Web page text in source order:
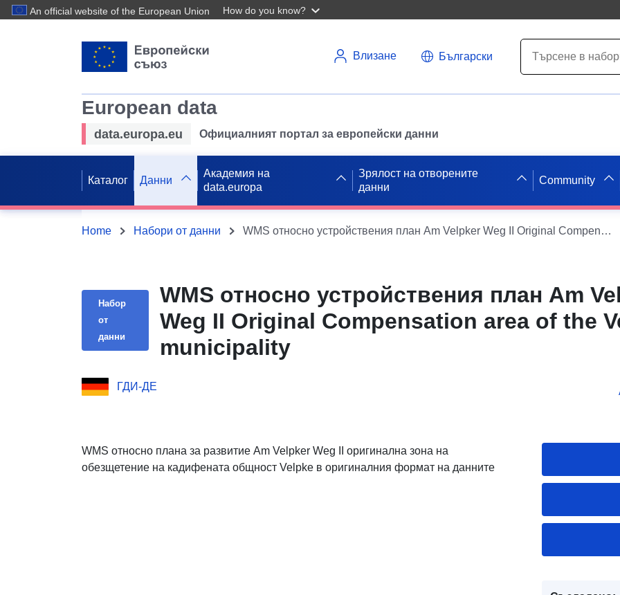
An official website of the European Union How do you know?
Влизане Български
European data
data.europa.eu Официалният портал за европейски данни
Каталог Данни
Академия на
data.europa
Зрялост на отворените
данни
Community
Home Набори от данни WMS относно устройствения план Am Velpker Weg II Original Compensation area of the Velpke municipality
Набор
от
данни
WMS относно устройствения план Am
Weg II Original Compensation area of the
municipality
ГДИ-ДЕ
WMS относно плана за развитие Am Velpker Weg II оригинална зона на
обезщетение на кадифената общност Velpke в оригиналния формат на данните